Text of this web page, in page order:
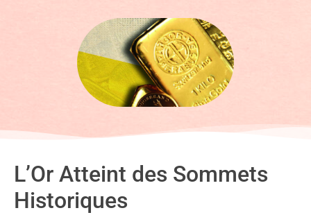
L’Or Atteint des Sommets
Historiques